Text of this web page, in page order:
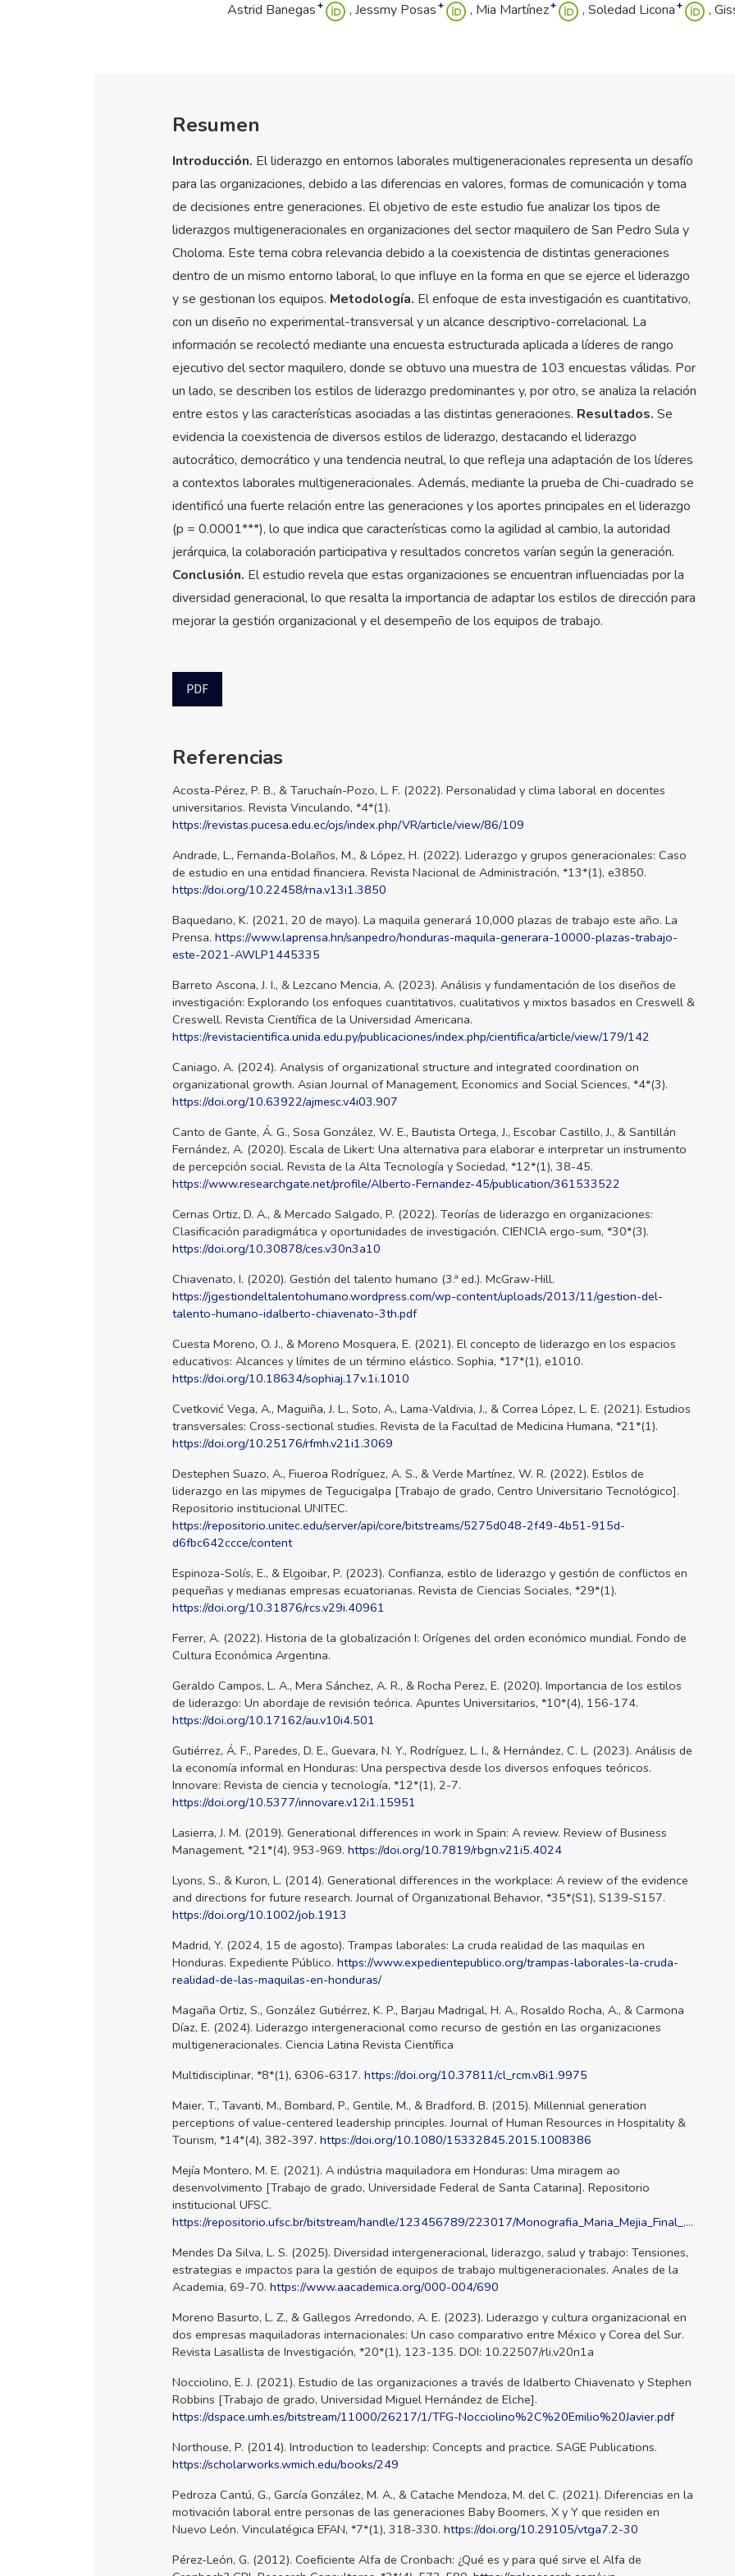
Astrid Banegas + Jessmy Posas + Mia Martínez+ Soledad Licona +
Resumen
Introducción. El liderazgo en entornos laborales multigeneracionales representa un desafío
para las organizaciones, debido a las diferencias en valores, formas de comunicación y toma
de decisiones entre generaciones. El objetivo de este estudio fue analizar los tipos de
liderazgos multigeneracionales en organizaciones del sector maquilero de San Pedro Sula y
Choloma. Este tema cobra relevancia debido a la coexistencia de distintas generaciones
dentro de un mismo entorno laboral, lo que influye en la forma en que se ejerce el liderazgo
y se gestionan los equipos. Metodología. El enfoque de esta investigación es cuantitativo,
con un diseño no experimental-transversal y un alcance descriptivo-correlacional. La
información se recolectó mediante una encuesta estructurada aplicada a líderes de rango
ejecutivo del sector maquilero, donde se obtuvo una muestra de 103 encuestas válidas. Por
un lado, se describen los estilos de liderazgo predominantes y, por otro, se analiza la relación
entre estos y las características asociadas a las distintas generaciones. Resultados. Se
evidencia la coexistencia de diversos estilos de liderazgo, destacando el liderazgo
autocrático, democrático y una tendencia neutral, lo que refleja una adaptación de los líderes
a contextos laborales multigeneracionales. Además, mediante la prueba de Chi-cuadrado se
identificó una fuerte relación entre las generaciones y los aportes principales en el liderazgo
(p = 0.0001***), lo que indica que características como la agilidad al cambio, la autoridad
jerárquica, la colaboración participativa y resultados concretos varían según la generación.
Conclusión. El estudio revela que estas organizaciones se encuentran influenciadas por la
diversidad generacional, lo que resalta la importancia de adaptar los estilos de dirección para
mejorar la gestión organizacional y el desempeño de los equipos de trabajo.
PDF
Referencias
Acosta-Pérez, P. B., & Taruchaín-Pozo, L. F. (2022). Personalidad y clima laboral en docentes
universitarios. Revista Vinculando, *4*(1).
https://revistas.pucesa.edu.ec/ojs/index.php/VR/article/view/86/109
Andrade, L., Fernanda-Bolaños, M., & López, H. (2022). Liderazgo y grupos generacionales: Caso
de estudio en una entidad financiera. Revista Nacional de Administración, *13*(1), e3850.
https://doi.org/10.22458/rna.v13i1.3850
Baquedano, K. (2021, 20 de mayo). La maquila generará 10,000 plazas de trabajo este año. La
Prensa. https://www.laprensa.hn/sanpedro/honduras-maquila-generara-10000-plazas-trabajo-
este-2021-AWLP1445335
Barreto Ascona, J. I., & Lezcano Mencia, A. (2023). Análisis y fundamentación de los diseños de
investigación: Explorando los enfoques cuantitativos, cualitativos y mixtos basados en Creswell &
Creswell. Revista Científica de la Universidad Americana.
https://revistacientifica.unida.edu.py/publicaciones/index.php/cientifica/article/view/179/142
Caniago, A. (2024). Analysis of organizational structure and integrated coordination on
organizational growth. Asian Journal of Management, Economics and Social Sciences, *4*(3).
https://doi.org/10.63922/ajmesc.v4i03.907
Canto de Gante, Á. G., Sosa González, W. E., Bautista Ortega, J., Escobar Castillo, J., & Santillán
Fernández, A. (2020). Escala de Likert: Una alternativa para elaborar e interpretar un instrumento
de percepción social. Revista de la Alta Tecnología y Sociedad, *12*(1), 38-45.
https://www.researchgate.net/profile/Alberto-Fernandez-45/publication/361533522
Cernas Ortiz, D. A., & Mercado Salgado, P. (2022). Teorías de liderazgo en organizaciones:
Clasificación paradigmática y oportunidades de investigación. CIENCIA ergo-sum, *30*(3).
https://doi.org/10.30878/ces.v30n3a10
Chiavenato, I. (2020). Gestión del talento humano (3.ª ed.). McGraw-Hill.
https://jgestiondeltalentohumano.wordpress.com/wp-content/uploads/2013/11/gestion-del-
talento-humano-idalberto-chiavenato-3th.pdf
Cuesta Moreno, O. J., & Moreno Mosquera, E. (2021). El concepto de liderazgo en los espacios
educativos: Alcances y límites de un término elástico. Sophia, *17*(1), e1010.
https://doi.org/10.18634/sophiaj.17v.1i.1010
Cvetković Vega, A., Maguiña, J. L., Soto, A., Lama-Valdivia, J., & Correa López, L. E. (2021). Estudios
transversales: Cross-sectional studies. Revista de la Facultad de Medicina Humana, *21*(1).
https://doi.org/10.25176/rfmh.v21i1.3069
Destephen Suazo, A., Fiueroa Rodríguez, A. S., & Verde Martínez, W. R. (2022). Estilos de
liderazgo en las mipymes de Tegucigalpa [Trabajo de grado, Centro Universitario Tecnológico].
Repositorio institucional UNITEC.
https://repositorio.unitec.edu/server/api/core/bitstreams/5275d048-2f49-4b51-915d-
d6fbc642ccce/content
Espinoza-Solís, E., & Elgoibar, P. (2023). Confianza, estilo de liderazgo y gestión de conflictos en
pequeñas y medianas empresas ecuatorianas. Revista de Ciencias Sociales, *29*(1).
https://doi.org/10.31876/rcs.v29i.40961
Ferrer, A. (2022). Historia de la globalización I: Orígenes del orden económico mundial. Fondo de
Cultura Económica Argentina.
Geraldo Campos, L. A., Mera Sánchez, A. R., & Rocha Perez, E. (2020). Importancia de los estilos
de liderazgo: Un abordaje de revisión teórica. Apuntes Universitarios, *10*(4), 156-174.
https://doi.org/10.17162/au.v10i4.501
Gutiérrez, Á. F., Paredes, D. E., Guevara, N. Y., Rodríguez, L. I., & Hernández, C. L. (2023). Análisis de
la economía informal en Honduras: Una perspectiva desde los diversos enfoques teóricos.
Innovare: Revista de ciencia y tecnología, *12*(1), 2-7.
https://doi.org/10.5377/innovare.v12i1.15951
Lasierra, J. M. (2019). Generational differences in work in Spain: A review. Review of Business
Management, *21*(4), 953-969. https://doi.org/10.7819/rbgn.v21i5.4024
Lyons, S., & Kuron, L. (2014). Generational differences in the workplace: A review of the evidence
and directions for future research. Journal of Organizational Behavior, *35*(S1), S139-S157.
https://doi.org/10.1002/job.1913
Madrid, Y. (2024, 15 de agosto). Trampas laborales: La cruda realidad de las maquilas en
Honduras. Expediente Público. https://www.expedientepublico.org/trampas-laborales-la-cruda-
realidad-de-las-maquilas-en-honduras/
Magaña Ortiz, S., González Gutiérrez, K. P., Barjau Madrigal, H. A., Rosaldo Rocha, A., & Carmona
Díaz, E. (2024). Liderazgo intergeneracional como recurso de gestión en las organizaciones
multigeneracionales. Ciencia Latina Revista Científica
Multidisciplinar, *8*(1), 6306-6317. https://doi.org/10.37811/cl_rcm.v8i1.9975
Maier, T., Tavanti, M., Bombard, P., Gentile, M., & Bradford, B. (2015). Millennial generation
perceptions of value-centered leadership principles. Journal of Human Resources in Hospitality &
Tourism, *14*(4), 382-397. https://doi.org/10.1080/15332845.2015.1008386
Mejía Montero, M. E. (2021). A indústria maquiladora em Honduras: Uma miragem ao
desenvolvimento [Trabajo de grado, Universidade Federal de Santa Catarina]. Repositorio
institucional UFSC.
https://repositorio.ufsc.br/bitstream/handle/123456789/223017/Monografia_Maria_Mejia_Final_.pdf
Mendes Da Silva, L. S. (2025). Diversidad intergeneracional, liderazgo, salud y trabajo: Tensiones,
estrategias e impactos para la gestión de equipos de trabajo multigeneracionales. Anales de la
Academia, 69-70. https://www.aacademica.org/000-004/690
Moreno Basurto, L. Z., & Gallegos Arredondo, A. E. (2023). Liderazgo y cultura organizacional en
dos empresas maquiladoras internacionales: Un caso comparativo entre México y Corea del Sur.
Revista Lasallista de Investigación, *20*(1), 123-135. DOI: 10.22507/rli.v20n1a
Nocciolino, E. J. (2021). Estudio de las organizaciones a través de Idalberto Chiavenato y Stephen
Robbins [Trabajo de grado, Universidad Miguel Hernández de Elche].
https://dspace.umh.es/bitstream/11000/26217/1/TFG-Nocciolino%2C%20Emilio%20Javier.pdf
Northouse, P. (2014). Introduction to leadership: Concepts and practice. SAGE Publications.
https://scholarworks.wmich.edu/books/249
Pedroza Cantú, G., García González, M. A., & Catache Mendoza, M. del C. (2021). Diferencias en la
motivación laboral entre personas de las generaciones Baby Boomers, X y Y que residen en
Nuevo León. Vinculatégica EFAN, *7*(1), 318-330. https://doi.org/10.29105/vtga7.2-30
Pérez-León, G. (2012). Coeficiente Alfa de Cronbach: ¿Qué es y para qué sirve el Alfa de